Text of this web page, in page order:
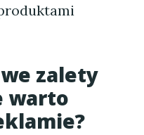
zalety
warto